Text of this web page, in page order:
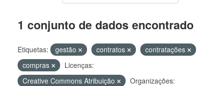
1 conjunto de dados encontrado
Etiquetas: gestão contratos
contratações
compras
Licenças:
Creative Commons Atribuição
Organizações: